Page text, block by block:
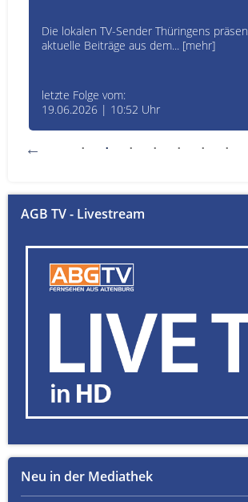
Die lokalen TV-Sender Thüringens
aktuelle Beiträge aus dem... [mehr]
letzte Folge vom:
19.06.2026 | 10:52 Uhr
AGB TV - Livestream
Neu in der Mediathek